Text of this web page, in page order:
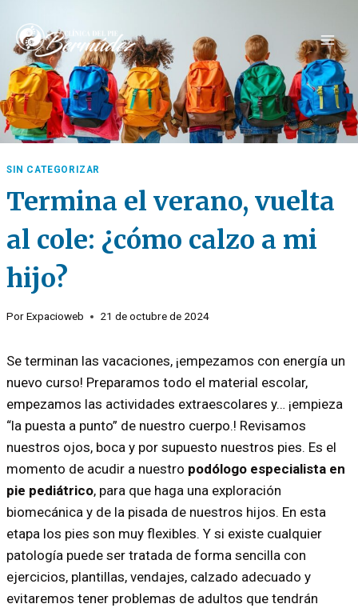
contenido
SIN CATEGORIZAR
Termina el verano, vuelta
al cole: ¿cómo calzo a mi
hijo?
PorExpacioweb 21 de octubre de 2024
Se terminan las vacaciones, ¡empezamos con energía un
nuevo curso! Preparamos todo el material escolar,
empezamos las actividades extraescolares y… ¡empieza
“la puesta a punto” de nuestro cuerpo.! Revisamos
nuestros ojos, boca y por supuesto nuestros pies. Es el
momento de acudir a nuestro podólogo especialista en
pie pediátrico, para que haga una exploración
biomecánica y de la pisada de nuestros hijos. En esta
etapa los pies son muy flexibles. Y si existe cualquier
patología puede ser tratada de forma sencilla con
ejercicios, plantillas, vendajes, calzado adecuado y
evitaremos tener problemas de adultos que tendrán